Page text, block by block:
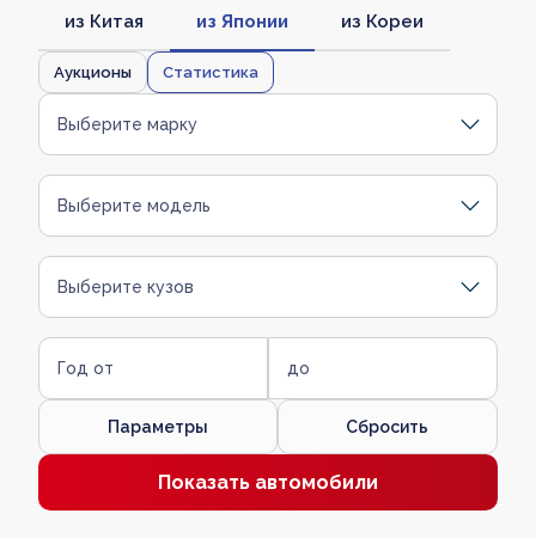
из Китая из Японии из Кореи
Аукционы Статистика
Выберите марку
Выберите модель
Выберите кузов
Год от до
Параметры Сбросить
Показать автомобили